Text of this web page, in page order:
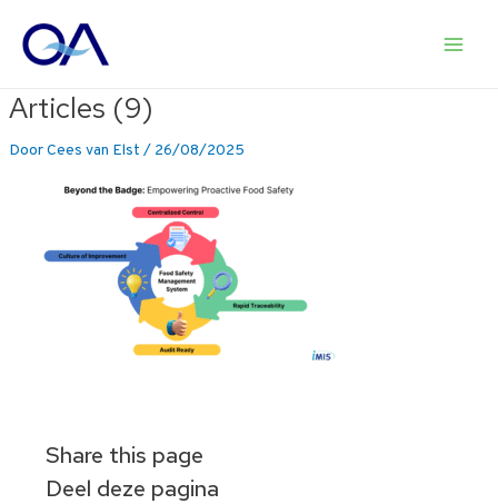
naar
Articles (9)
DoorCees van Elst / 26/08/2025
Share this page
Deel deze pagina